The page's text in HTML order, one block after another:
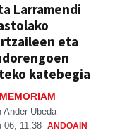
Larramendi
eta
katebegia
Ander Ubeda
06, 11:38 ANDOAIN